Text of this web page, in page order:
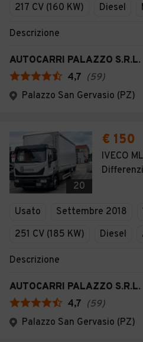
217 CV (160 KW)
Diesel
Descrizione
AUTOCARRI PALAZZO S.R.L.
4,7 (59)
Palazzo San Gervasio (PZ)
20
€ 150
IVECO
Usato Settembre 2018
251 CV (185 KW)
Diesel
Descrizione
AUTOCARRI PALAZZO S.R.L.
4,7 (59)
Palazzo San Gervasio (PZ)